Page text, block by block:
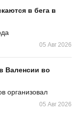
в бега в
05 Авг 2026
Валенсии во
организовал
05 Авг 2026